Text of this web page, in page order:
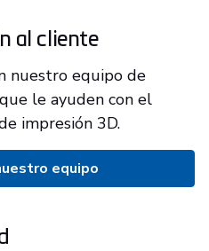
al cliente
nuestro equipo de
le ayuden con el
impresión 3D.
equipo